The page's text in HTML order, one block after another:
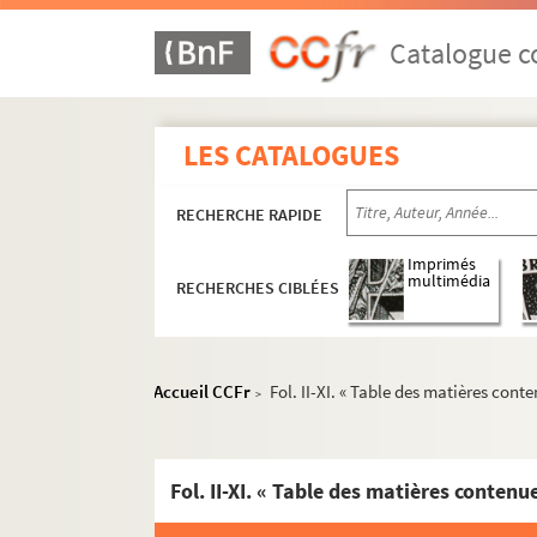
Catalogue
LES CATALOGUES
RECHERCHE RAPIDE
RECHERCHES CIBLÉES
Imprimés
multimédia
Accueil CCFr > Fol. II-XI. « Table des matières
Fol. II-XI. « Table des matières